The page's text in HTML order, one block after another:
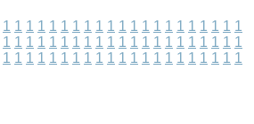
1 1 1 1 1 1 1 1 1 1 1 1 1 1 1 1 1 1 1 1 1
1 1 1 1 1 1 1 1 1 1 1 1 1 1 1 1 1 1 1 1 1
1 1 1 1 1 1 1 1 1 1 1 1 1 1 1 1 1 1 1 1 1